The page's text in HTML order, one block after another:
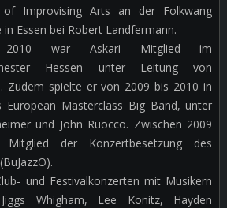
of Improvising Arts an der Folkwang
Essen bei Robert Landfermann.
war Askari Mitglied im
Hessen unter Leitung von
Zudem spielte er von 2009 bis 2010 in
European Masterclass Big Band, unter
und John Ruocco. Zwischen 2009
der Konzertbesetzung des
und Festivalkonzerten mit Musikern
Whigham, Lee Konitz, Hayden